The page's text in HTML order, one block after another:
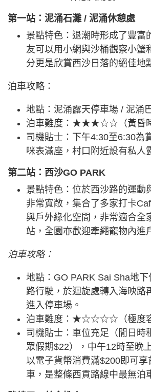
第一站：泥涌石灘 / 泥涌休憩處
景點特色：退潮時形成了豐富
友可以用小網與沙桶觀察小蟹
分更是欣賞西沙日落的絕佳地
泊車攻略：
地點：泥涌露天停車場 / 泥涌
泊車難度：★★★☆☆（黃昏時
司機貼士：下午4:30至6:30為
咪表滿座，村口附近設有私人
第二站：西沙GO PARK
景點特色：位於西沙路的運動
非常寬敞，集合了多家打卡
與戶外綠化空間，非常適合全
站，全園亦歡迎牽繩寵物內進
泊車攻略：
地點：GO PARK Sai Sha地
路行駛，於迴旋處轉入海映路
進入停車場。
泊車難度：★☆☆☆☆（極度容
司機貼士：車位充足（閒日時
眾假期$22），中午12時至晚
以電子貨幣消費滿$200即可享
車，是整條西貢路線中最無泊